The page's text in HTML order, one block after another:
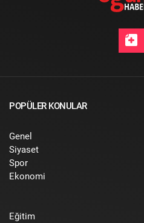
POPÜLER KONULAR
Genel
Siyaset
Spor
Ekonomi
Eğitim